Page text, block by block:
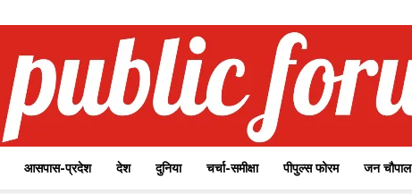
आसपास-प्रदेश देश दुनिया चर्चा-समीक्षा पीपुल्स फोरम जन चौपाल